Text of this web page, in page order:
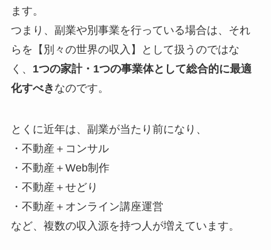
ます。
つまり、副業や別事業を行っている場合は、それ
らを【別々の世界の収入】として扱うのではな
く、 1つの家計・1つの事業体として総合的に最適
化すべき なのです。
とくに近年は、副業が当たり前になり、
・不動産＋コンサル
・不動産＋Web制作
・不動産＋せどり
・不動産＋オンライン講座運営
など、複数の収入源を持つ人が増えています。